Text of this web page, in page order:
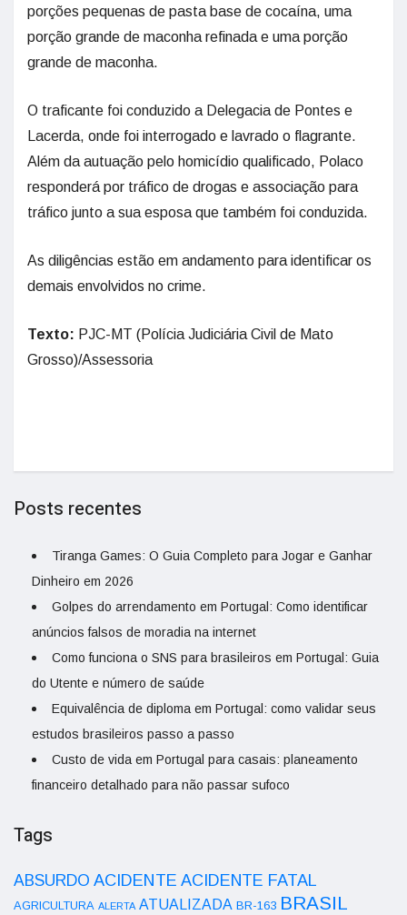
porções pequenas de pasta base de cocaína, uma
porção grande de maconha refinada e uma porção
grande de maconha.
O traficante foi conduzido a Delegacia de Pontes e
Lacerda, onde foi interrogado e lavrado o flagrante.
Além da autuação pelo homicídio qualificado, Polaco
responderá por tráfico de drogas e associação para
tráfico junto a sua esposa que também foi conduzida.
As diligências estão em andamento para identificar os
demais envolvidos no crime.
Texto: PJC-MT (Polícia Judiciária Civil de Mato
Grosso)/Assessoria
Posts recentes
Tiranga Games: O Guia Completo para Jogar e Ganhar
Dinheiro em 2026
Golpes do arrendamento em Portugal: Como identificar
anúncios falsos de moradia na internet
Como funciona o SNS para brasileiros em Portugal: Guia
do Utente e número de saúde
Equivalência de diploma em Portugal: como validar seus
estudos brasileiros passo a passo
Custo de vida em Portugal para casais: planeamento
financeiro detalhado para não passar sufoco
Tags
ABSURDO ACIDENTE ACIDENTE FATAL
AGRICULTURA ALERTA ATUALIZADA BR-163 BRASIL